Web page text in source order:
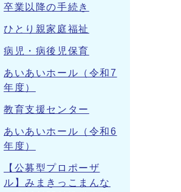
卒業以降の手続き
ひとり親家庭福祉
病児・病後児保育
あいあいホール（令和7
年度）
教育支援センター
あいあいホール（令和6
年度）
【公募型プロポーザ
ル】みまきっこまんな